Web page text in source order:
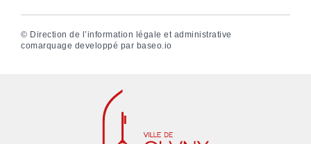
© Direction de l’information légale et administrative
comarquage developpé par baseo.io